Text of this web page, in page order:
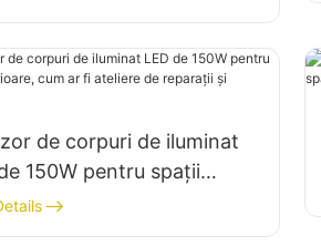
iluminatul spațiilor
din fabrici, depozite
de corpuri de iluminat
150W pentru spații
cum ar fi ateliere de
și depozite.